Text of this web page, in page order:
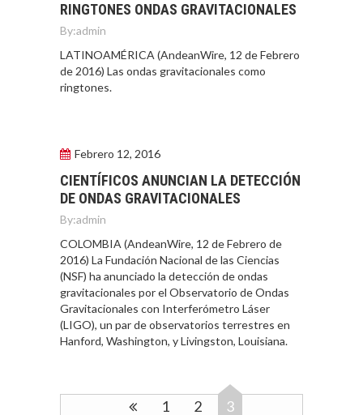
RINGTONES ONDAS GRAVITACIONALES
By:admin
LATINOAMÉRICA (AndeanWire, 12 de Febrero
de 2016) Las ondas gravitacionales como
ringtones.
Febrero 12, 2016
CIENTÍFICOS ANUNCIAN LA DETECCIÓN
DE ONDAS GRAVITACIONALES
By:admin
COLOMBIA (AndeanWire, 12 de Febrero de
2016) La Fundación Nacional de las Ciencias
(NSF) ha anunciado la detección de ondas
gravitacionales por el Observatorio de Ondas
Gravitacionales con Interferómetro Láser
(LIGO), un par de observatorios terrestres en
Hanford, Washington, y Livingston, Louisiana.
1 2 3
FINANCIAMIENTO
PARA PYMES EN
Financiamiento para
pymes en Chile:
alternativas que
crédito…
EL CRECIMIENTO DE
EXPORTADOS DESDE
CHILE
El auge de las
exportaciones de
servicios digitales en
Chile:…
TURISMO EN EL
DESIERTO DE
PARA EL